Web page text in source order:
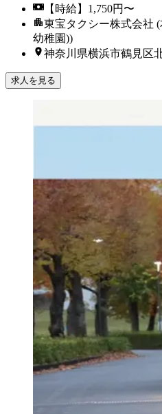
【時給】1,750円〜
東宝タクシー株式会社
幼稚園))
神奈川県横浜市鶴見区
求人を見る